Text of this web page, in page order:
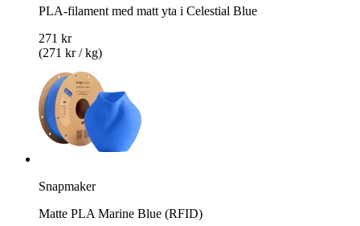
PLA-filament med matt yta i Celestial Blue
271 kr
(271 kr / kg)
Snapmaker
Matte PLA Marine Blue (RFID)